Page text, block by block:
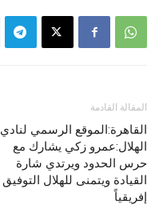
المقالة القادمة
القاهرة:الموقع الرسمي لنادي
الهلال:عمرو زكي يشارك مع
حرس الحدود ويرتدي شارة
القيادة ويتمنى للهلال التوفيق
إفريقياً